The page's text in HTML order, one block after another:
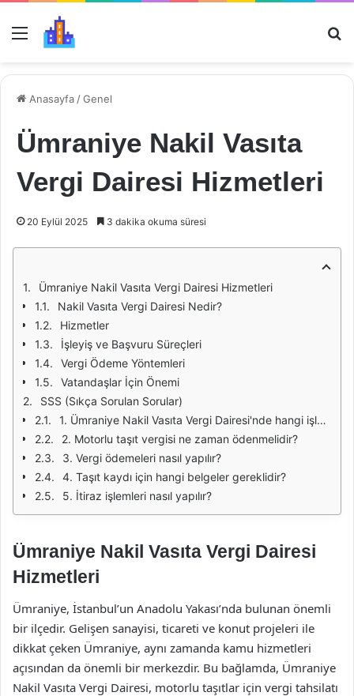
Menü
Anasayfa /Genel
Ümraniye Nakil Vasıta
Vergi Dairesi Hizmetleri
20 Eylül 2025 3 dakika okuma süresi
Ümraniye Nakil Vasıta Vergi Dairesi Hizmetleri
Nakil Vasıta Vergi Dairesi Nedir?
Hizmetler
İşleyiş ve Başvuru Süreçleri
Vergi Ödeme Yöntemleri
Vatandaşlar İçin Önemi
SSS (Sıkça Sorulan Sorular)
1. Ümraniye Nakil Vasıta Vergi Dairesi'nde hangi işlemleri yapabilirim?
2. Motorlu taşıt vergisi ne zaman ödenmelidir?
3. Vergi ödemeleri nasıl yapılır?
4. Taşıt kaydı için hangi belgeler gereklidir?
5. İtiraz işlemleri nasıl yapılır?
Ümraniye Nakil Vasıta Vergi Dairesi
Hizmetleri
Ümraniye, İstanbul’un Anadolu Yakası’nda bulunan önemli
bir ilçedir. Gelişen sanayisi, ticareti ve konut projeleri ile
dikkat çeken Ümraniye, aynı zamanda kamu hizmetleri
açısından da önemli bir merkezdir. Bu bağlamda, Ümraniye
Nakil Vasıta Vergi Dairesi, motorlu taşıtlar için vergi tahsilatı